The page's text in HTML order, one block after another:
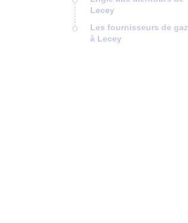
Lecey
Les fournisseurs de gaz
à Lecey